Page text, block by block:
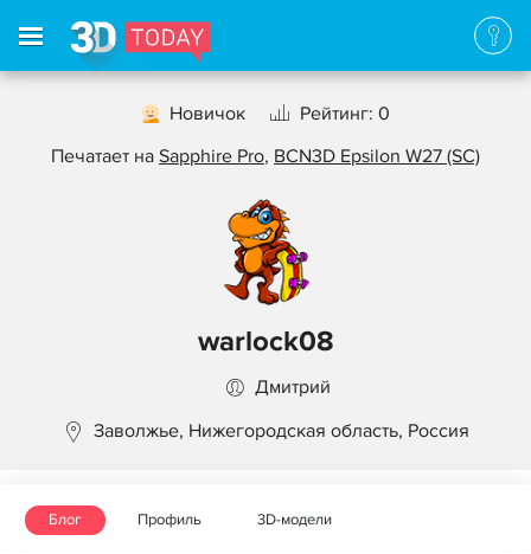
Новичок
Рейтинг: 0
Печатает на Sapphire Pro, BCN3D Epsilon W27 (SC)
warlock08
Дмитрий
Заволжье, Нижегородская область, Россия
Блог Профиль 3D-модели